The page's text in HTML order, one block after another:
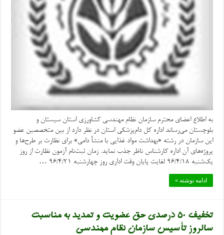
به اطلاع اعضای محترم سازمان نظام مهندسی کشاورزی استان سیستان و
بلوچستان می‌رساند اداره کل دام‌پزشکی استان در نظر دارد از بین متخصصین عضو
این سازمان در رشته «بهداشت مواد غذایی با منشأ دامی» برای نظارت بر طرح‌ها و
پروژه‌های آن اداره کارشناس ناظر جذب نماید. زمان ثبت‌نام آزمون نظارت از روز
یک‌شنبه ۹۶/۴/۱۸ لغایت پایان وقت اداری روز چهارشنبه ۹۶/۴/۲۱ …
ادامه نوشته »
تخفیف ۵۰ درصدی حق عضویت و تمدید به مناسبت
سالروز تأسیس سازمان نظام مهندسی